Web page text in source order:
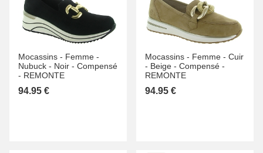
Mocassins - Femme -
Nubuck - Noir - Compensé
- REMONTE
94.95 €
Mocassins - Femme - Cuir
- Beige - Compensé -
REMONTE
94.95 €